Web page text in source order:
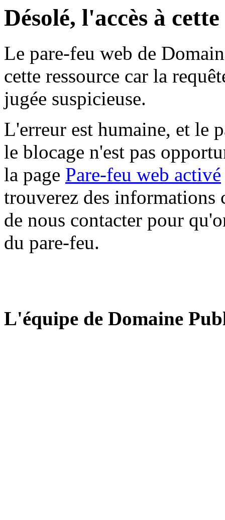
Désolé, l'accès à
Le pare-feu web de
cette ressource car la
jugée suspicieuse.
L'erreur est humaine, et le
le blocage n'est pas
la page Pare-feu web activé
trouverez des informations
de nous contacter pour
du pare-feu.
L'équipe de Domaine